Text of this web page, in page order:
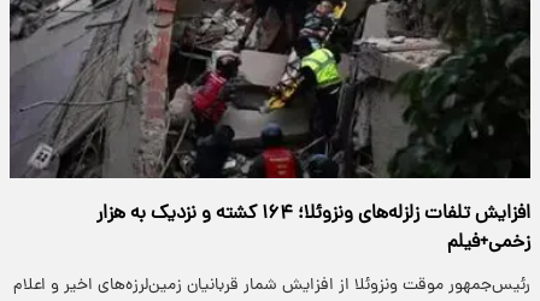
افزایش تلفات زلزله‌های ونزوئلا؛ ۱۶۴ کشته و نزدیک به هزار
زخمی+فیلم
رئیس‌جمهور موقت ونزوئلا از افزایش شمار قربانیان زمین‌لرزه‌های اخیر و اعلام